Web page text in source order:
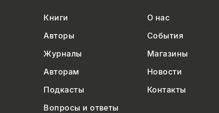
Книги
О нас
Авторы
События
Журналы
Магазины
Авторам
Новости
Подкасты
Контакты
Вопросы и ответы